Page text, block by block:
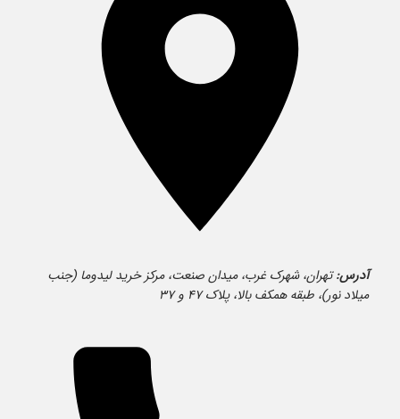
آدرس:تهران، شهرک غرب، میدان صنعت، مرکز خرید لیدوما (جنب
میلاد نور)، طبقه همکف بالا، پلاک ۴۷ و ۳۷